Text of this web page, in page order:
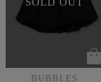
BUBBLES